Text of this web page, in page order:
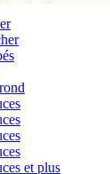
et plus